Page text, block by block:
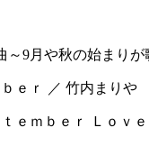
9月や秋の始まりが
ｅｒ ／ 竹内まりや
ｅｍｂｅｒ Ｌｏｖ